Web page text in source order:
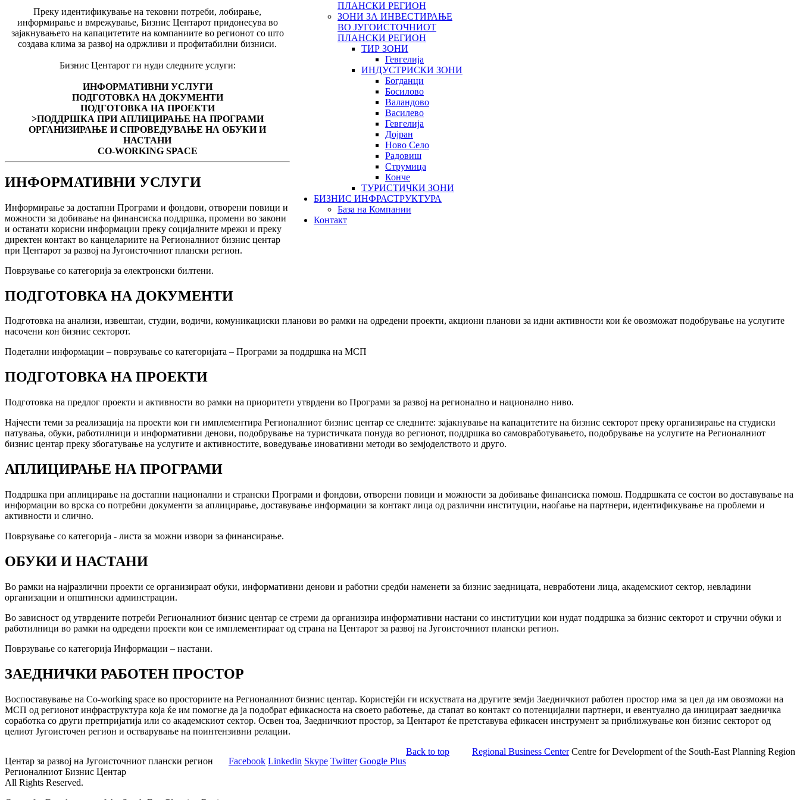
ПЛАНСКИ РЕГИОН
ЗОНИ ЗА ИНВЕСТИРАЊЕ
ВО ЈУГОИСТОЧНИОТ
ПЛАНСКИ РЕГИОН
ТИР ЗОНИ
Гевгелија
ИНДУСТРИСКИ ЗОНИ
Богданци
Босилово
Валандово
Василево
Гевгелија
Дојран
Ново Село
Радовиш
Струмица
Конче
ТУРИСТИЧКИ ЗОНИ
БИЗНИС ИНФРАСТРУКТУРА
База на Компании
Контакт
Преку идентификување на тековни потреби, лобирање,
информирање и вмрежување, Бизнис Центарот придонесува во
зајакнувањето на капацитетите на компаниите во регионот со што
создава клима за развој на одржливи и профитабилни бизниси.
Бизнис Центарот ги нуди следните услуги:
ИНФОРМАТИВНИ УСЛУГИ
ПОДГОТОВКА НА ДОКУМЕНТИ
ПОДГОТОВКА НА ПРОЕКТИ
>ПОДДРШКА ПРИ АПЛИЦИРАЊЕ НА ПРОГРАМИ
ОРГАНИЗИРАЊЕ И СПРОВЕДУВАЊЕ НА ОБУКИ И
НАСТАНИ
CO-WORKING SPACE
ИНФОРМАТИВНИ УСЛУГИ
Информирање за достапни Програми и фондови, отворени повици и
можности за добивање на финансиска поддршка, промени во закони
и останати корисни информации преку социјалните мрежи и преку
директен контакт во канцелариите на Регионалниот бизнис центар
при Центарот за развој на Југоисточниот плански регион.
Поврзување со категорија за електронски билтени.
ПОДГОТОВКА НА ДОКУМЕНТИ
Подготовка на анализи, извештаи, студии, водичи, комуникациски планови во рамки на одредени проекти, акциони планови за идни активности кои ќе овозможат подобрување на услугите
насочени кон бизнис секторот.
Подетални информации – поврзување со категоријата – Програми за поддршка на МСП
ПОДГОТОВКА НА ПРОЕКТИ
Подготовка на предлог проекти и активности во рамки на приоритети утврдени во Програми за развој на регионално и национално ниво.
Најчести теми за реализација на проекти кои ги имплементира Регионалниот бизнис центар се следните: зајакнување на капацитетите на бизнис секторот преку организирање на студиски
патувања, обуки, работилници и информативни денови, подобрување на туристичката понуда во регионот, поддршка во самовработувањето, подобрување на услугите на Регионалниот
бизнис центар преку збогатување на услугите и активностите, воведување иновативни методи во земјоделството и друго.
АПЛИЦИРАЊЕ НА ПРОГРАМИ
Поддршка при аплицирање на достапни национални и странски Програми и фондови, отворени повици и можности за добивање финансиска помош. Поддршката се состои во доставување на
информации во врска со потребни документи за аплицирање, доставување информации за контакт лица од различни институции, наоѓање на партнери, идентификување на проблеми и
активности и слично.
Поврзување со категорија - листа за можни извори за финансирање.
ОБУКИ И НАСТАНИ
Во рамки на најразлични проекти се организираат обуки, информативни денови и работни средби наменети за бизнис заедницата, невработени лица, академскиот сектор, невладини
организации и општински админстрации.
Во зависност од утврдените потреби Регионалниот бизнис центар се стреми да организира информативни настани со институции кои нудат поддршка за бизнис секторот и стручни обуки и
работилници во рамки на одредени проекти кои се имплементираат од страна на Центарот за развој на Југоисточниот плански регион.
Поврзување со категорија Информации – настани.
ЗАЕДНИЧКИ РАБОТЕН ПРОСТОР
Воспоставување на Co-working space во просториите на Регионалниот бизнис центар. Користејќи ги искуствата на другите земји Заедничкиот работен простор има за цел да им овозможи на
МСП од регионот инфраструктура која ќе им помогне да ја подобрат ефикасноста на своето работење, да стапат во контакт со потенцијални партнери, и евентуално да иницираат заедничка
соработка со други претпријатија или со академскиот сектор. Освен тоа, Заедничкиот простор, за Центарот ќе претставува ефикасен инструмент за приближување кон бизнис секторот од
целиот Југоисточен регион и остварување на поинтензивни релации.
Центар за развој на Југоисточниот плански регион
Регионалниот Бизнис Центар
All Rights Reserved.
Facebook Linkedin Skype Twitter Google Plus
Regional Business CenterCentre for Development of the South-East Planning Region
Back to top